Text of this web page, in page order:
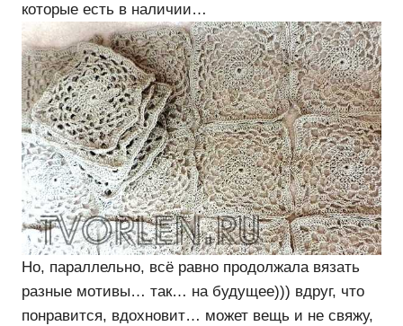
которые есть в наличии…
Но, параллельно, всё равно продолжала вязать
разные мотивы… так… на будущее))) вдруг, что
понравится, вдохновит… может вещь и не свяжу,